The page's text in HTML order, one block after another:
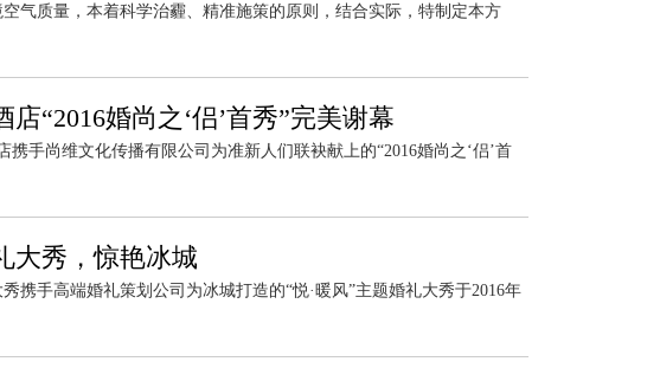
气质量，本着科学治霾、精准施策的原则，结合实际，特制定本方
“2016婚尚之‘侣’首秀”完美谢幕
携手尚维文化传播有限公司为准新人们联袂献上的“2016婚尚之‘侣’首
大秀，惊艳冰城
携手高端婚礼策划公司为冰城打造的“悦·暖风”主题婚礼大秀于2016年